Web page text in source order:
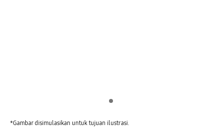
*Gambar disimulasikan untuk tujuan ilustrasi.